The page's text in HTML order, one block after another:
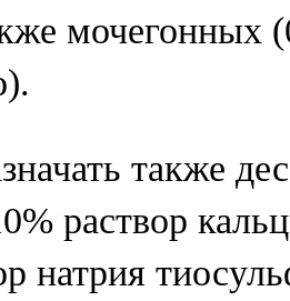
мочегонных
также
раствор
натрия